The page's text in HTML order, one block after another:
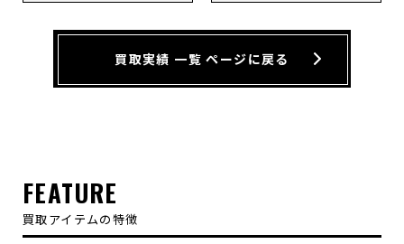
買取実績 一覧 ページに戻る
FEATURE
買取アイテムの特徴